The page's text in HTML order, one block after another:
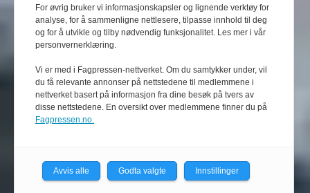
For øvrig bruker vi informasjonskapsler og lignende verktøy for
analyse, for å sammenligne nettlesere, tilpasse innhold til deg
og for å utvikle og tilby nødvendig funksjonalitet. Les mer i vår
personvernerklæring.
Vi er med i Fagpressen-nettverket. Om du samtykker under, vil
du få relevante annonser på nettstedene til medlemmene i
nettverket basert på informasjon fra dine besøk på tvers av
disse nettstedene. En oversikt over medlemmene finner du på
Fagpressen.no.
Avvis alle Godta valgte Innstillinger